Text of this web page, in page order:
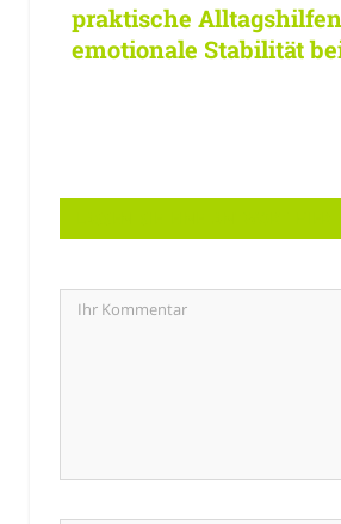
praktische
emotionale Stabilität